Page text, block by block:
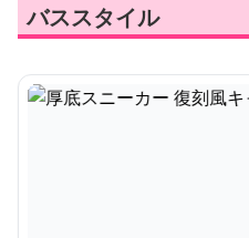
バススタイル